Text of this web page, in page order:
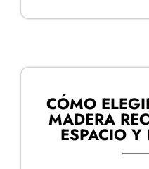
CÓMO
MADERA
ESPACIO Y